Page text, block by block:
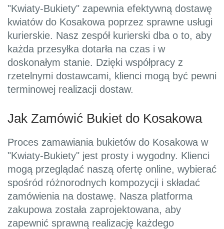
"Kwiaty-Bukiety" zapewnia efektywną dostawę
kwiatów do Kosakowa poprzez sprawne usługi
kurierskie. Nasz zespół kurierski dba o to, aby
każda przesyłka dotarła na czas i w
doskonałym stanie. Dzięki współpracy z
rzetelnymi dostawcami, klienci mogą być pewni
terminowej realizacji dostaw.
Jak Zamówić Bukiet do Kosakowa
Proces zamawiania bukietów do Kosakowa w
"Kwiaty-Bukiety" jest prosty i wygodny. Klienci
mogą przeglądać naszą ofertę online, wybierać
spośród różnorodnych kompozycji i składać
zamówienia na dostawę. Nasza platforma
zakupowa została zaprojektowana, aby
zapewnić sprawną realizację każdego